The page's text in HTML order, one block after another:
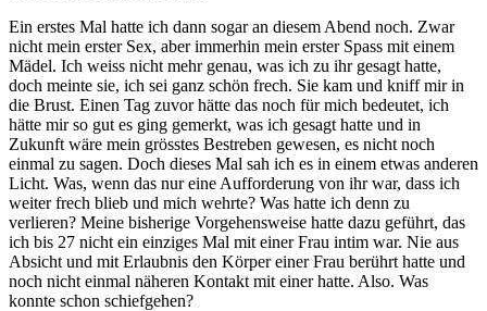
Ein erstes Mal hatte ich dann sogar an diesem Abend noch. Zwar
nicht mein erster Sex, aber immerhin mein erster Spass mit einem
Mädel. Ich weiss nicht mehr genau, was ich zu ihr gesagt hatte,
doch meinte sie, ich sei ganz schön frech. Sie kam und kniff mir in
die Brust. Einen Tag zuvor hätte das noch für mich bedeutet, ich
hätte mir so gut es ging gemerkt, was ich gesagt hatte und in
Zukunft wäre mein grösstes Bestreben gewesen, es nicht noch
einmal zu sagen. Doch dieses Mal sah ich es in einem etwas anderen
Licht. Was, wenn das nur eine Aufforderung von ihr war, dass ich
weiter frech blieb und mich wehrte? Was hatte ich denn zu
verlieren? Meine bisherige Vorgehensweise hatte dazu geführt, das
ich bis 27 nicht ein einziges Mal mit einer Frau intim war. Nie aus
Absicht und mit Erlaubnis den Körper einer Frau berührt hatte und
noch nicht einmal näheren Kontakt mit einer hatte. Also. Was
konnte schon schiefgehen?